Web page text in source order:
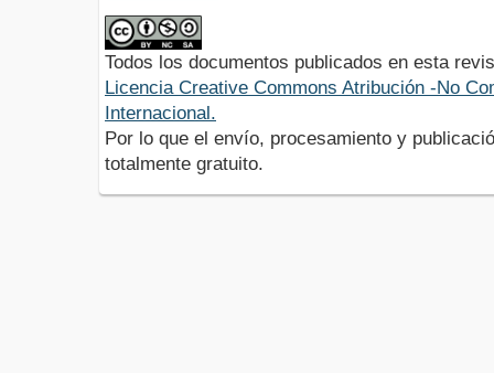
Todos los documentos publicados en esta
Licencia Creative Commons Atribución -No
Internacional.
Por lo que el envío, procesamiento y
totalmente gratuito.